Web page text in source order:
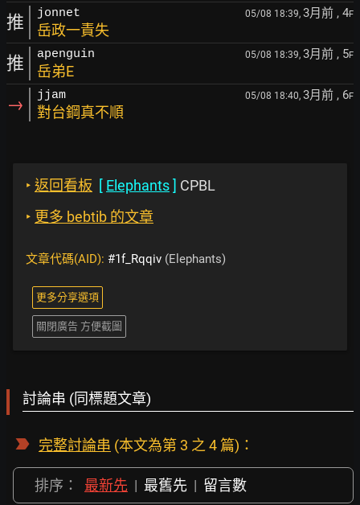
推 jonnet 05/08 18:39, 3月前 , 4F
岳政一責失
推 apenguin 05/08 18:39, 3月前 , 5F
岳弟E
→ jjam 05/08 18:40, 3月前 , 6F
對台鋼真不順
‣ 返回看板 [ Elephants] CPBL
‣ 更多 bebtib 的文章
文章代碼(AID): #1f_Rqqiv (Elephants)
更多分享選項
關閉廣告 方便截圖
討論串 (同標題文章)
完整討論串 (本文為第 3 之 4 篇)：
排序： 最新先 | 最舊先 | 留言數